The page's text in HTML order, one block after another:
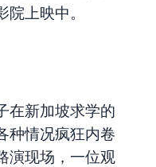
上映中。
在新加坡求学的
种情况疯狂内卷
演现场，一位观